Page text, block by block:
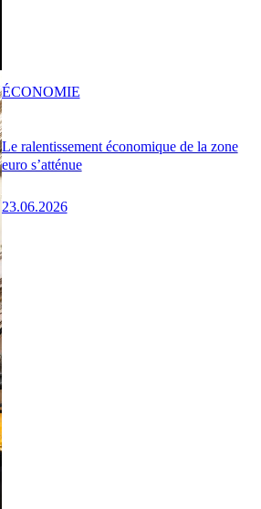
Le ralentissement économique de la zone
euro s’atténue
23.06.2026
ÉCONOMIE